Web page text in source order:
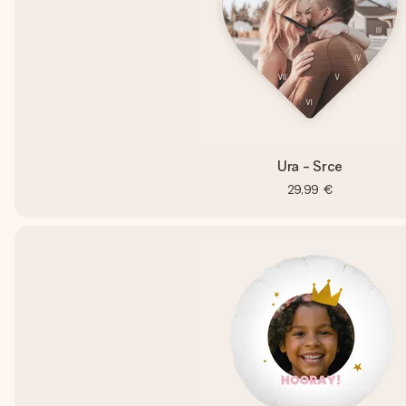
Ura - Srce
29,99 €